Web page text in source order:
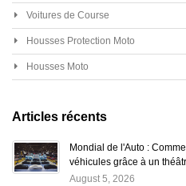
Voitures de Course
Housses Protection Moto
Housses Moto
Articles récents
Mondial de l'Auto :
véhicules grâce à un
August 5, 2026